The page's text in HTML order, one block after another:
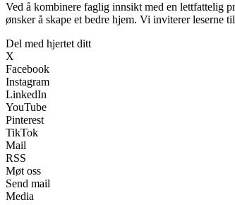
Ved å kombinere faglig innsikt med en lettfattelig
ønsker å skape et bedre hjem. Vi inviterer leserne
Del med hjertet ditt
X
Facebook
Instagram
LinkedIn
YouTube
Pinterest
TikTok
Mail
RSS
Møt oss
Send mail
Media